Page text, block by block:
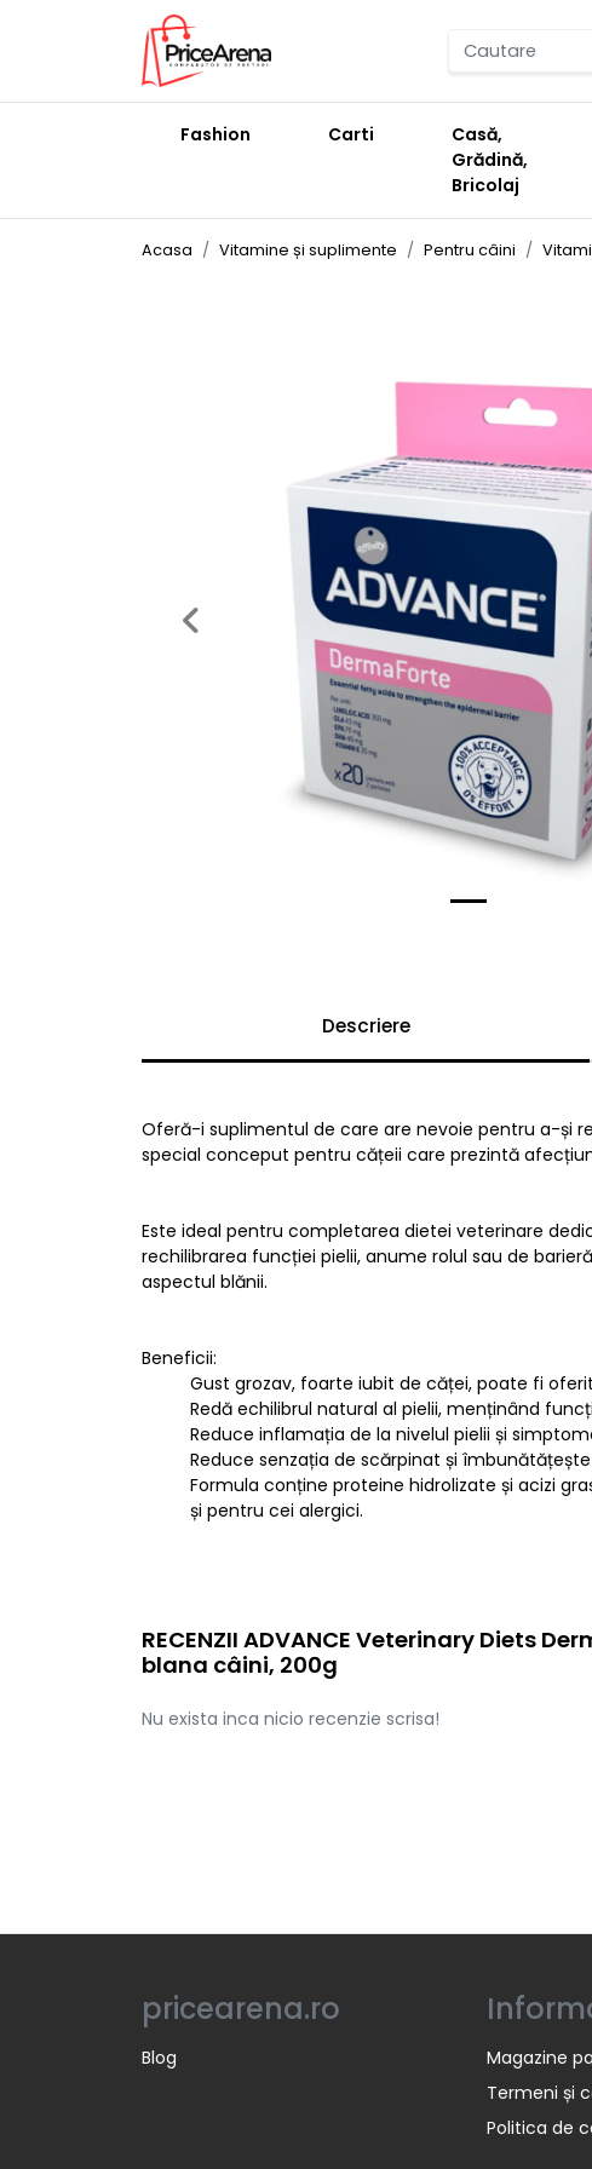
Fashion Carti
Casă,
Grădină,
Bricolaj
Acasa Vitamine și suplimente Pentru câini
Previous
Descriere
Oferă-i suplimentul de care are nevoie pentru a-și
special conceput pentru cățeii care prezintă
Este ideal pentru completarea dietei veterinare
rechilibrarea funcției pielii, anume rolul sau de
aspectul blănii.
Beneficii:
Gust grozav, foarte iubit de căței, poate fi
Redă echilibrul natural al pielii, menținând
Reduce inflamația de la nivelul pielii și
Reduce senzația de scărpinat și
Formula conține proteine hidrolizate și acizi
și pentru cei alergici.
RECENZII ADVANCE Veterinary Diets
blana câini, 200g
Nu exista inca nicio recenzie scrisa!
pricearena.ro
Blog
Magazine
Termeni și
Politica de